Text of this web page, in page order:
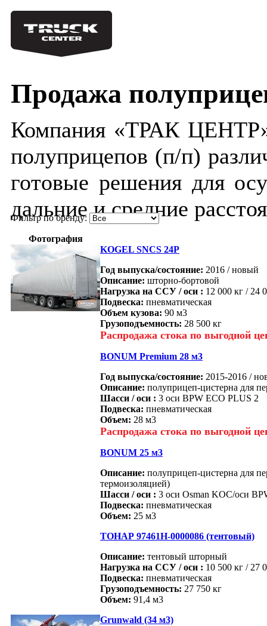
Продажа
Компания «ТРАК
полуприцепов (п/п)
готовые решения для
дальние и средние
Фильтр по бренду:
Фотография
KOGEL SNCS 24P
Год выпуска/состояние: 2016 / новый
Описание: шторно-бортовой
Нагрузка на ССУ / оси : 12 000 кг / 24
Подвеска: пневматическая
Объем кузова: 90 м3
Грузоподъемность: 28 500 кг
Распродажа стока по выгодной
BONUM Premium 28 м3
Год выпуска/состояние: 2015-2016 /
Описание: полуприцеп-цистерна для
Шасси / оси : 3 оси BPW ECO PLUS 2
Подвеска: пневматическая
Объем: 28 м3
Распродажа стока по выгодной
BONUM 25 м3
Описание: полуприцеп-цистерна для
термоизоляцией)
Шасси / оси : 3 оси Osman KOC/оси
Подвеска: пневматическая
Объем: 25 м3
ТОНАР 97461Н-0000086 (тентовый)
Описание: тентовый шторный
Нагрузка на ССУ / оси : 10 500 кг / 27
Подвеска: пневматическая
Грузоподъемность: 27 750 кг
Объем: 91,4 м3
Grunwald (34 м3)